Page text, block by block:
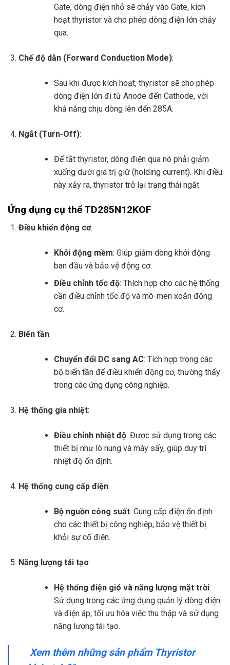
Gate, dòng điện nhỏ sẽ chảy vào Gate, kích
hoạt thyristor và cho phép dòng điện lớn chảy
qua.
Chế độ dẫn (Forward Conduction Mode):
Sau khi được kích hoạt, thyristor sẽ cho phép
dòng điện lớn đi từ Anode đến Cathode, với
khả năng chịu dòng lên đến 285A.
Ngắt (Turn-Off):
Để tắt thyristor, dòng điện qua nó phải giảm
xuống dưới giá trị giữ (holding current). Khi điều
này xảy ra, thyristor trở lại trạng thái ngắt.
Ứng dụng cụ thể TD285N12KOF
Điều khiển động cơ:
Khởi động mềm: Giúp giảm dòng khởi động
ban đầu và bảo vệ động cơ.
Điều chỉnh tốc độ: Thích hợp cho các hệ thống
cần điều chỉnh tốc độ và mô-men xoắn động
cơ.
Biến tần:
Chuyển đổi DC sang AC: Tích hợp trong các
bộ biến tần để điều khiển động cơ, thường thấy
trong các ứng dụng công nghiệp.
Hệ thống gia nhiệt:
Điều chỉnh nhiệt độ: Được sử dụng trong các
thiết bị như lò nung và máy sấy, giúp duy trì
nhiệt độ ổn định.
Hệ thống cung cấp điện:
Bộ nguồn công suất: Cung cấp điện ổn định
cho các thiết bị công nghiệp, bảo vệ thiết bị
khỏi sự cố điện.
Năng lượng tái tạo:
Hệ thống điện gió và năng lượng mặt trời:
Sử dụng trong các ứng dụng quản lý dòng điện
và điện áp, tối ưu hóa việc thu thập và sử dụng
năng lượng tái tạo.
Xem thêm những sản phẩm Thyristor